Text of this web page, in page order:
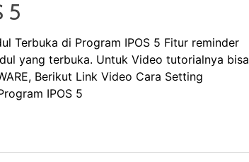
5
Terbuka di Program IPOS 5 Fitur reminder
yang terbuka. Untuk Video tutorialnya bisa
Berikut Link Video Cara Setting
IPOS 5